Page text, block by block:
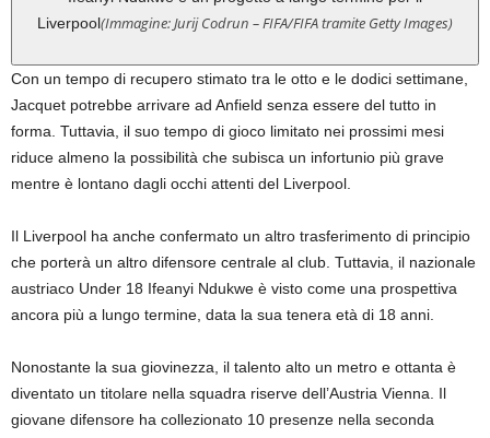
Liverpool(Immagine: Jurij Codrun – FIFA/FIFA tramite Getty Images)
Con un tempo di recupero stimato tra le otto e le dodici settimane,
Jacquet potrebbe arrivare ad Anfield senza essere del tutto in
forma. Tuttavia, il suo tempo di gioco limitato nei prossimi mesi
riduce almeno la possibilità che subisca un infortunio più grave
mentre è lontano dagli occhi attenti del Liverpool.
Il Liverpool ha anche confermato un altro trasferimento di principio
che porterà un altro difensore centrale al club. Tuttavia, il nazionale
austriaco Under 18 Ifeanyi Ndukwe è visto come una prospettiva
ancora più a lungo termine, data la sua tenera età di 18 anni.
Nonostante la sua giovinezza, il talento alto un metro e ottanta è
diventato un titolare nella squadra riserve dell’Austria Vienna. Il
giovane difensore ha collezionato 10 presenze nella seconda